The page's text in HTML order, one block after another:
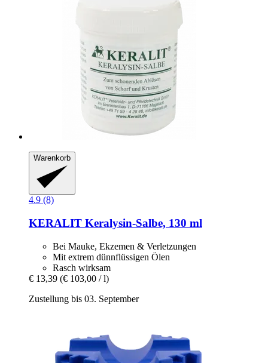
Warenkorb
4.9 (8)
KERALIT Keralysin-​Salbe, 130 ml
Bei Mauke, Ekzemen & Verletzungen
Mit extrem dünnflüssigen Ölen
Rasch wirksam
€ 13,39 (€ 103,00 / l)
Zustellung bis 03. September